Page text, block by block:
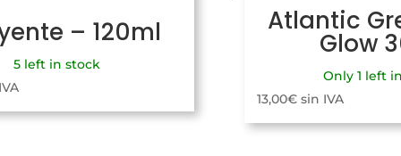
– 120ml
5 left in stock
Atlantic
Glow
Only 1 left
13,00€ sin IVA